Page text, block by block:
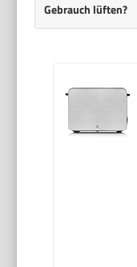
Gebrauch lüften?